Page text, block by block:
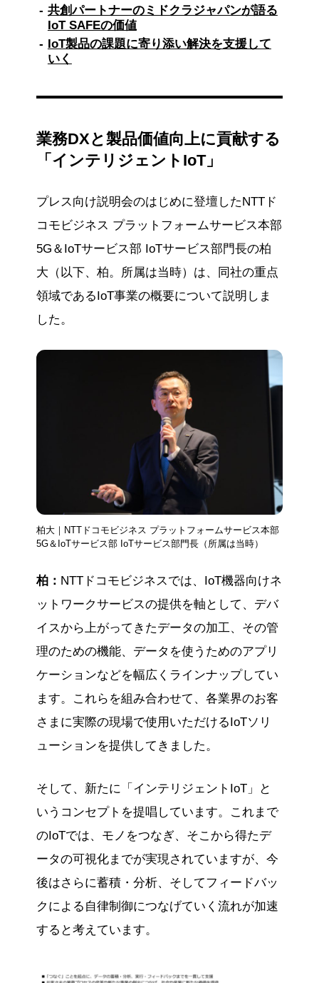
共創パートナーのミドクラジャパンが語る
IoT SAFEの価値
IoT製品の課題に寄り添い解決を支援して
いく
業務DXと製品価値向上に貢献する
「インテリジェントIoT」
プレス向け説明会のはじめに登壇したNTTド
コモビジネス プラットフォームサービス本部
5G＆IoTサービス部 IoTサービス部門長の柏
大（以下、柏。所属は当時）は、同社の重点
領域であるIoT事業の概要について説明しま
した。
柏大｜NTTドコモビジネス プラットフォームサービス本部
5G＆IoTサービス部 IoTサービス部門長（所属は当時）
柏： NTTドコモビジネスでは、IoT機器向けネ
ットワークサービスの提供を軸として、デバ
イスから上がってきたデータの加工、その管
理のための機能、データを使うためのアプリ
ケーションなどを幅広くラインナップしてい
ます。これらを組み合わせて、各業界のお客
さまに実際の現場で使用いただけるIoTソリ
ューションを提供してきました。
そして、新たに「インテリジェントIoT」と
いうコンセプトを提唱しています。これまで
のIoTでは、モノをつなぎ、そこから得たデ
ータの可視化までが実現されていますが、今
後はさらに蓄積・分析、そしてフィードバッ
クによる自律制御につなげていく流れが加速
すると考えています。